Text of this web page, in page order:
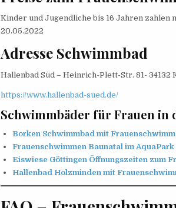
Kinder und Jugendliche bis 16 Jahren zahlen
20.05.2022
Adresse Schwimmbad
Hallenbad Süd – Heinrich-Plett-Str. 81- 34132
https://www.hallenbad-sued.de/
Schwimmbäder für Frauen in
Borken Schwimmbad mit
Frauenschwimmen Baunatal im AquaPark
Eiswiese Göttingen Öffnungszeiten zum
Hallenbad Holzminden mit